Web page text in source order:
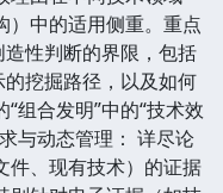
）中的适用侧重。重点
造性判断的界限，包括
的挖掘路径，以及如何
组合发明”中的“技术效
与动态管理： 详尽论
件、现有技术）的证据